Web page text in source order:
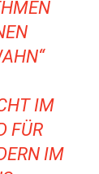
IM
FÜR
IM